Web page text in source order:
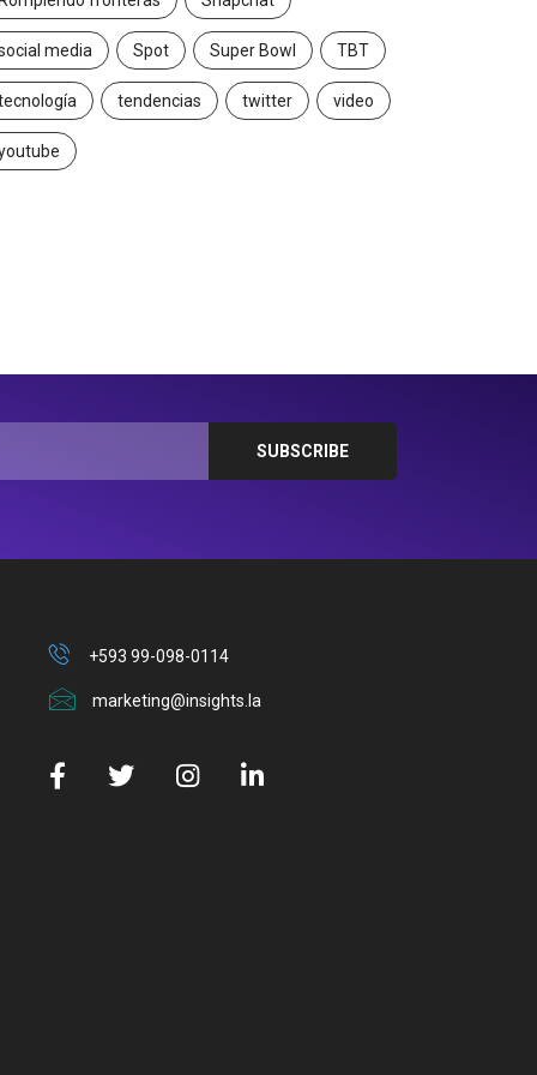
media Spot Super Bowl TBT
tendencias twitter video
+593 99-098-0114
marketing@insights.la